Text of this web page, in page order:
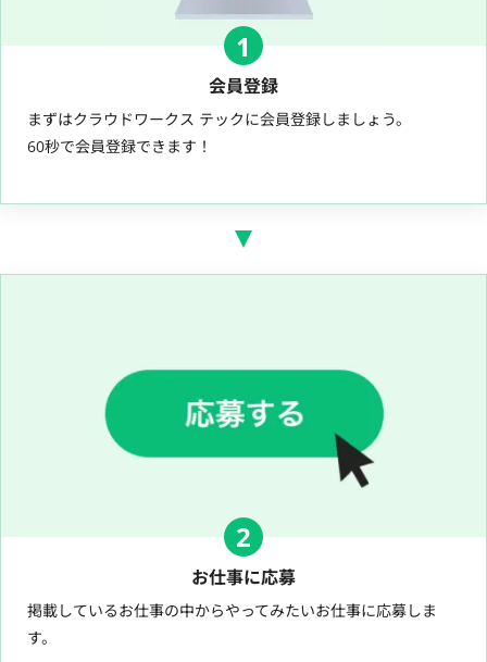
1
会員登録
まずはクラウドワークス テックに会員登録しましょう。
60秒で会員登録できます！
2
お仕事に応募
掲載しているお仕事の中からやってみたいお仕事に応募しま
す。